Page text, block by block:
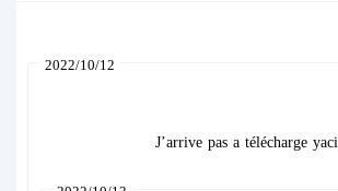
2022/10/12
J’arrive pas a télécharge